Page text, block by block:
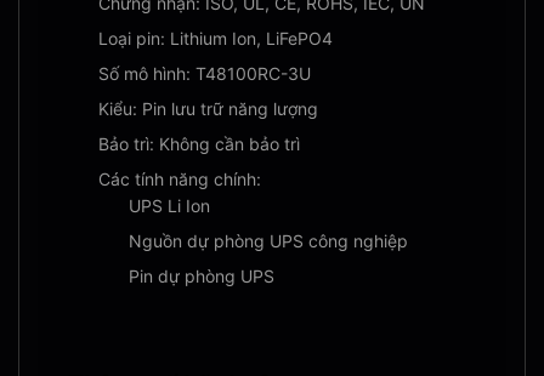
Loại pin: Lithium Ion, LiFePO4
Số mô hình: T48100RC-3U
Kiểu: Pin lưu trữ năng lượng
Bảo trì: Không cần bảo trì
Các tính năng chính:
UPS Li Ion
Nguồn dự phòng UPS công nghiệp
Pin dự phòng UPS